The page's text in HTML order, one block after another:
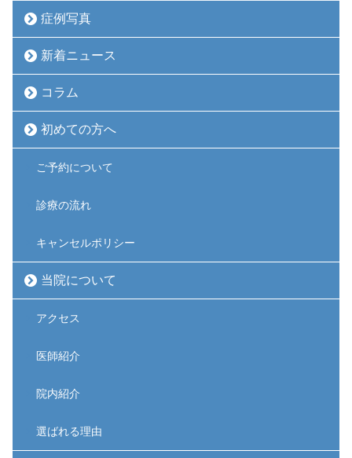
症例写真
新着ニュース
コラム
初めての方へ
ご予約について
診療の流れ
キャンセルポリシー
当院について
アクセス
医師紹介
院内紹介
選ばれる理由